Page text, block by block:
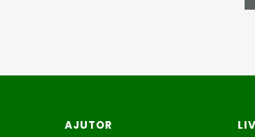
Meniu subsol
AJUTOR